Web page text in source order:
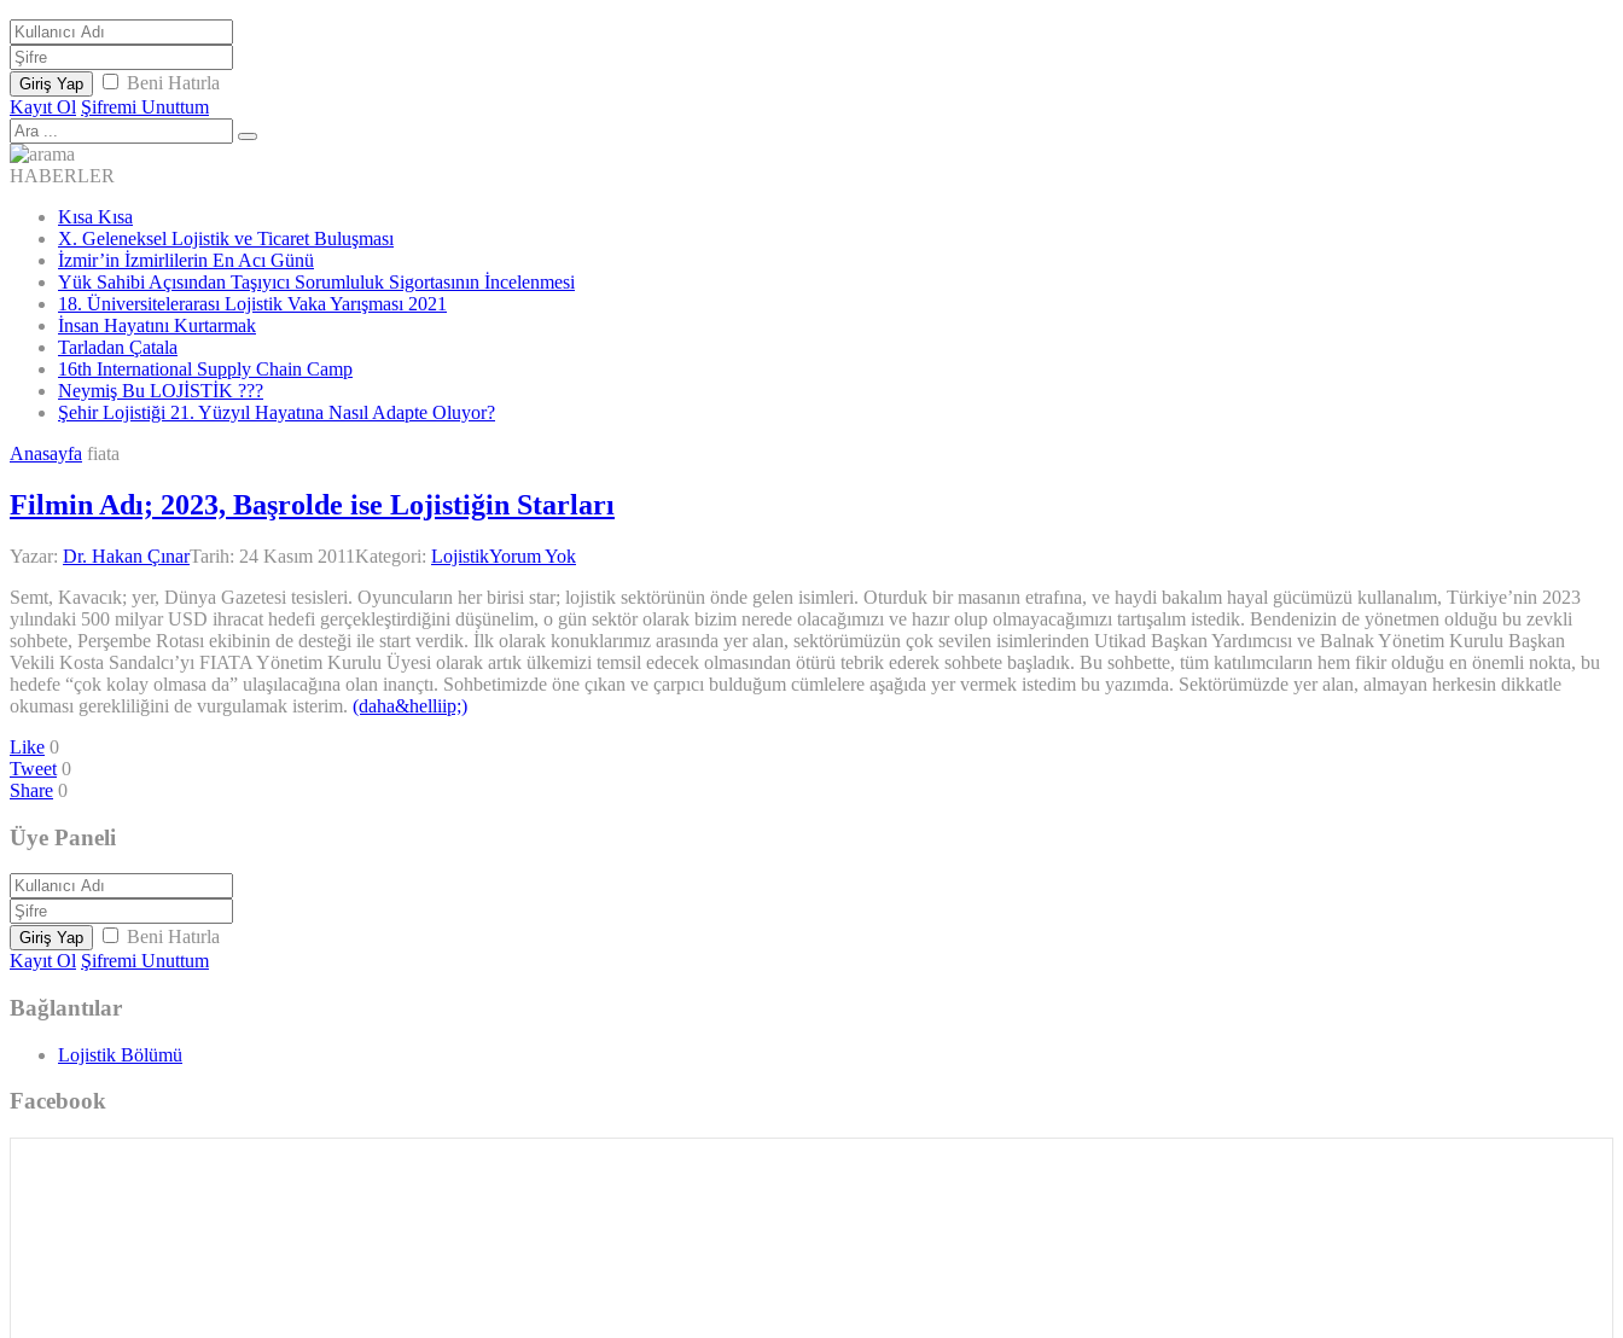
Giriş Yap
Beni Hatırla
Kayıt Ol Şifremi Unuttum
HABERLER
Kısa Kısa
X. Geleneksel Lojistik ve Ticaret Buluşması
İzmir’in İzmirlilerin En Acı Günü
Yük Sahibi Açısından Taşıyıcı Sorumluluk Sigortasının İncelenmesi
18. Üniversitelerarası Lojistik Vaka Yarışması 2021
İnsan Hayatını Kurtarmak
Tarladan Çatala
16th International Supply Chain Camp
Neymiş Bu LOJİSTİK ???
Şehir Lojistiği 21. Yüzyıl Hayatına Nasıl Adapte Oluyor?
Anasayfa fiata
Filmin Adı; 2023, Başrolde ise Lojistiğin Starları
Yazar: Dr. Hakan ÇınarTarih: 24 Kasım 2011Kategori: LojistikYorum Yok
Semt, Kavacık; yer, Dünya Gazetesi tesisleri. Oyuncuların her birisi star; lojistik sektörünün önde gelen isimleri. Oturduk bir masanın etrafına, ve haydi bakalım hayal gücümüzü kullanalım, Türkiye’nin 2023
yılındaki 500 milyar USD ihracat hedefi gerçekleştirdiğini düşünelim, o gün sektör olarak bizim nerede olacağımızı ve hazır olup olmayacağımızı tartışalım istedik. Bendenizin de yönetmen olduğu bu zevkli
sohbete, Perşembe Rotası ekibinin de desteği ile start verdik. İlk olarak konuklarımız arasında yer alan, sektörümüzün çok sevilen isimlerinden Utikad Başkan Yardımcısı ve Balnak Yönetim Kurulu Başkan
Vekili Kosta Sandalcı’yı FIATA Yönetim Kurulu Üyesi olarak artık ülkemizi temsil edecek olmasından ötürü tebrik ederek sohbete başladık. Bu sohbette, tüm katılımcıların hem fikir olduğu en önemli nokta, bu
hedefe “çok kolay olmasa da” ulaşılacağına olan inançtı. Sohbetimizde öne çıkan ve çarpıcı bulduğum cümlelere aşağıda yer vermek istedim bu yazımda. Sektörümüzde yer alan, almayan herkesin dikkatle
okuması gerekliliğini de vurgulamak isterim. (daha&helliip;)
Like 0
Tweet 0
Share 0
Üye Paneli
Giriş Yap
Beni Hatırla
Kayıt Ol Şifremi Unuttum
Bağlantılar
Lojistik Bölümü
Facebook